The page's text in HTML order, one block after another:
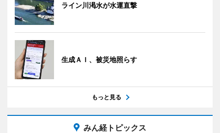
ライン川渇水が水運直撃
生成ＡＩ、被災地照らす
もっと見る
みん経トピックス